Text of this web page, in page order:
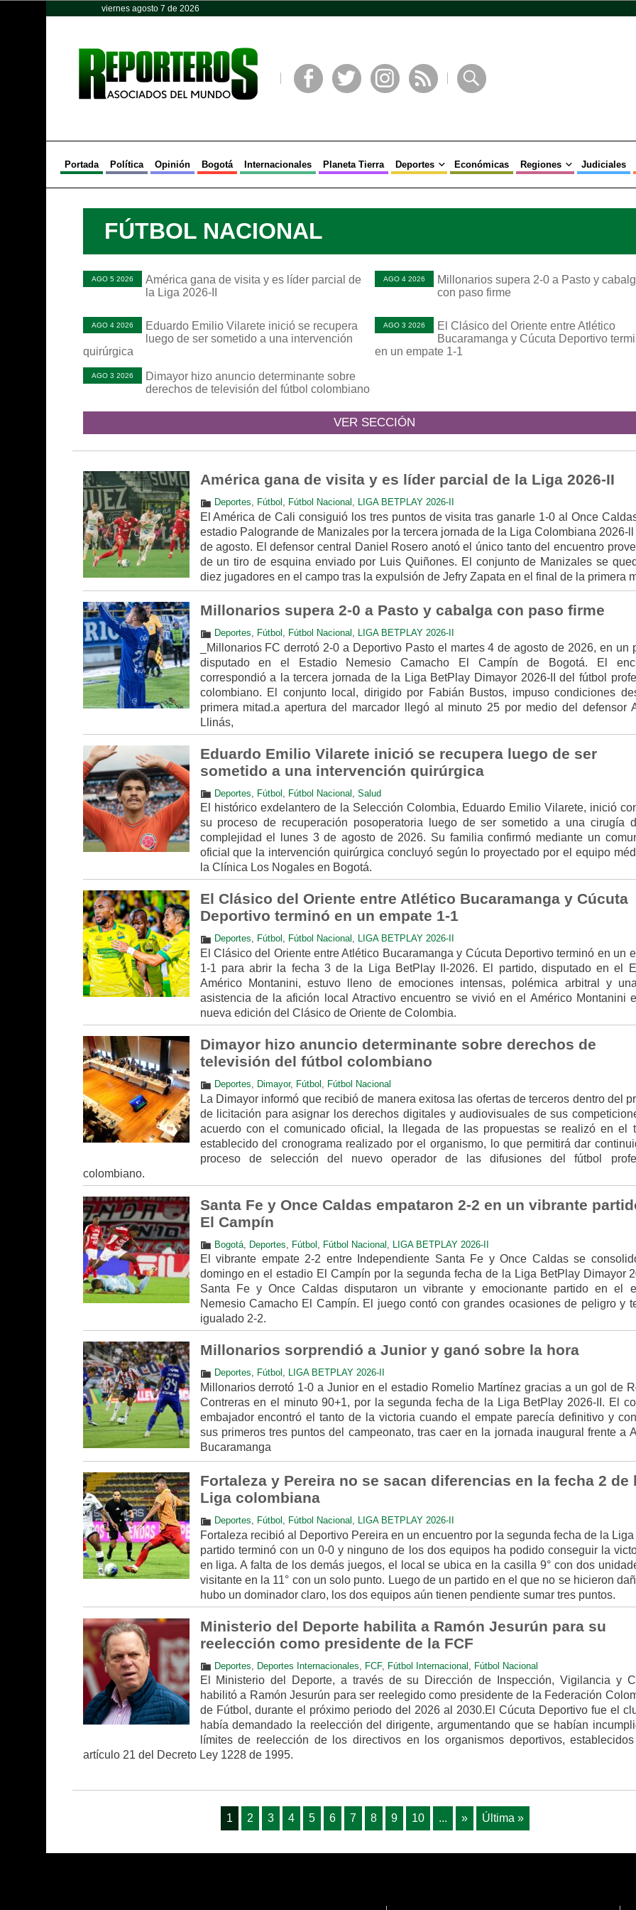
viernes agosto 7 de 2026
Portada Política Opinión Bogotá Internacionales Planeta Tierra Deportes Económicas Regiones Judiciales
FÚTBOL NACIONAL
AGO 5 2026
América gana de visita y es líder parcial de
la Liga 2026-II
AGO 4 2026
Millonarios supera 2-0 a Pasto y
con paso firme
AGO 4 2026
Eduardo Emilio Vilarete inició se recupera
luego de ser sometido a una intervención
quirúrgica
AGO 3 2026
El Clásico del Oriente entre Atlético
Bucaramanga y Cúcuta Deportivo
en un empate 1-1
AGO 3 2026
Dimayor hizo anuncio determinante sobre
derechos de televisión del fútbol colombiano
VER SECCIÓN
América gana de visita y es líder parcial de la Liga 2026-II
Deportes, Fútbol , Fútbol Nacional , LIGA BETPLAY 2026-II
El América de Cali consiguió los tres puntos de visita tras ganarle 1-0 al Once
estadio Palogrande de Manizales por la tercera jornada de la Liga Colombiana 2026-ll
de agosto. El defensor central Daniel Rosero anotó el único tanto del encuentro
de un tiro de esquina enviado por Luis Quiñones. El conjunto de Manizales se
diez jugadores en el campo tras la expulsión de Jefry Zapata en el final de la primera
Millonarios supera 2-0 a Pasto y cabalga con paso firme
Deportes, Fútbol , Fútbol Nacional , LIGA BETPLAY 2026-II
_Millonarios FC derrotó 2-0 a Deportivo Pasto el martes 4 de agosto de 2026, en un
disputado en el Estadio Nemesio Camacho El Campín de Bogotá. El
correspondió a la tercera jornada de la Liga BetPlay Dimayor 2026-II del fútbol
colombiano. El conjunto local, dirigido por Fabián Bustos, impuso condiciones
primera mitad.a apertura del marcador llegó al minuto 25 por medio del defensor
Llinás,
Eduardo Emilio Vilarete inició se recupera luego de ser
sometido a una intervención quirúrgica
Deportes Fútbol Fútbol Nacional Salud
El histórico exdelantero de la Selección Colombia, Eduardo Emilio Vilarete, inició
su proceso de recuperación posoperatoria luego de ser sometido a una cirugía
complejidad el lunes 3 de agosto de 2026. Su familia confirmó mediante un
oficial que la intervención quirúrgica concluyó según lo proyectado por el equipo
la Clínica Los Nogales en Bogotá.
El Clásico del Oriente entre Atlético Bucaramanga y Cúcuta
Deportivo terminó en un empate 1-1
Deportes, Fútbol , Fútbol Nacional , LIGA BETPLAY 2026-II
El Clásico del Oriente entre Atlético Bucaramanga y Cúcuta Deportivo terminó en un
1-1 para abrir la fecha 3 de la Liga BetPlay II-2026. El partido, disputado en el
Américo Montanini, estuvo lleno de emociones intensas, polémica arbitral y
asistencia de la afición local Atractivo encuentro se vivió en el Américo Montanini
nueva edición del Clásico de Oriente de Colombia.
Dimayor hizo anuncio determinante sobre derechos de
televisión del fútbol colombiano
Deportes Dimayor, Fútbol Fútbol Nacional
La Dimayor informó que recibió de manera exitosa las ofertas de terceros dentro del
de licitación para asignar los derechos digitales y audiovisuales de sus
acuerdo con el comunicado oficial, la llegada de las propuestas se realizó en el
establecido del cronograma realizado por el organismo, lo que permitirá dar
proceso de selección del nuevo operador de las difusiones del fútbol
colombiano.
Santa Fe y Once Caldas empataron 2-2 en un vibrante
El Campín
Bogotá, Deportes Fútbol Fútbol Nacional LIGA BETPLAY 2026-II
El vibrante empate 2-2 entre Independiente Santa Fe y Once Caldas se
domingo en el estadio El Campín por la segunda fecha de la Liga BetPlay Dimayor
Santa Fe y Once Caldas disputaron un vibrante y emocionante partido en el
Nemesio Camacho El Campín. El juego contó con grandes ocasiones de peligro y
igualado 2-2.
Millonarios sorprendió a Junior y ganó sobre la hora
Deportes, Fútbol , LIGA BETPLAY 2026-II
Millonarios derrotó 1-0 a Junior en el estadio Romelio Martínez gracias a un gol de
Contreras en el minuto 90+1, por la segunda fecha de la Liga BetPlay 2026-II. El
embajador encontró el tanto de la victoria cuando el empate parecía definitivo y
sus primeros tres puntos del campeonato, tras caer en la jornada inaugural frente a
Bucaramanga
Fortaleza y Pereira no se sacan diferencias en la fecha 2 de
Liga colombiana
Deportes, Fútbol , Fútbol Nacional , LIGA BETPLAY 2026-II
Fortaleza recibió al Deportivo Pereira en un encuentro por la segunda fecha de la Liga
partido terminó con un 0-0 y ninguno de los dos equipos ha podido conseguir la
en liga. A falta de los demás juegos, el local se ubica en la casilla 9° con dos
visitante en la 11° con un solo punto. Luego de un partido en el que no se hicieron
hubo un dominador claro, los dos equipos aún tienen pendiente sumar tres puntos.
Ministerio del Deporte habilita a Ramón Jesurún para su
reelección como presidente de la FCF
Deportes Deportes Internacionales FCF, Fútbol Internacional Fútbol Nacional
El Ministerio del Deporte, a través de su Dirección de Inspección, Vigilancia y
habilitó a Ramón Jesurún para ser reelegido como presidente de la Federación
de Fútbol, durante el próximo periodo del 2026 al 2030.El Cúcuta Deportivo fue el
había demandado la reelección del dirigente, argumentando que se habían
límites de reelección de los directivos en los organismos deportivos,
artículo 21 del Decreto Ley 1228 de 1995.
1 2 3 4 5 6 7 8 9 10 ... » Última »
Opinión Política